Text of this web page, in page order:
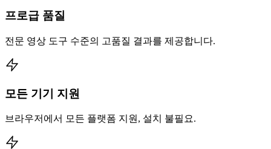
프로급 품질
전문 영상 도구 수준의 고품질 결과를 제공합니다.
모든 기기 지원
브라우저에서 모든 플랫폼 지원, 설치 불필요.